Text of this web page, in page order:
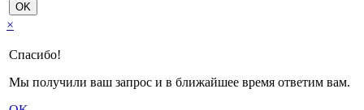
OK
×
Спасибо!
Мы получили ваш запрос и в ближайшее время ответим вам.